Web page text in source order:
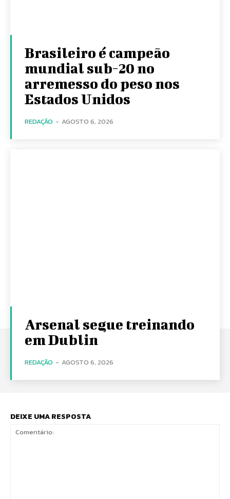
Brasileiro é campeão
mundial sub-20 no
arremesso do peso nos
Estados Unidos
REDAÇÃO - AGOSTO 6, 2026
Arsenal segue treinando
em Dublin
REDAÇÃO - AGOSTO 6, 2026
DEIXE UMA RESPOSTA